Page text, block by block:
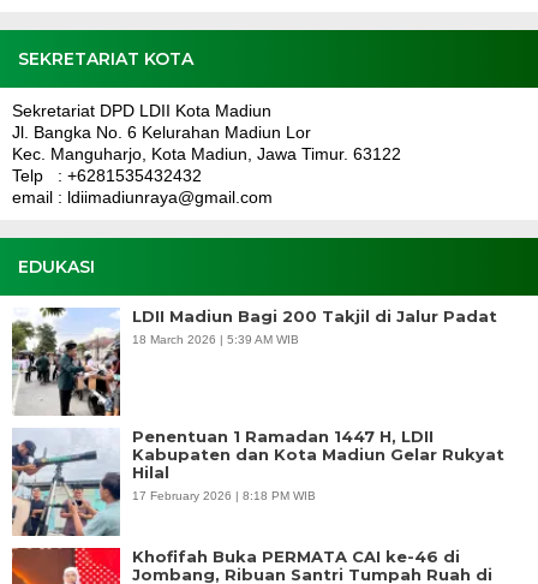
SEKRETARIAT KOTA
Sekretariat DPD LDII Kota Madiun
Jl. Bangka No. 6 Kelurahan Madiun Lor
Kec. Manguharjo, Kota Madiun, Jawa Timur. 63122
Telp : +6281535432432
email : ldiimadiunraya@gmail.com
EDUKASI
LDII Madiun Bagi 200 Takjil di Jalur Padat
18 March 2026 | 5:39 AM WIB
Penentuan 1 Ramadan 1447 H, LDII
Kabupaten dan Kota Madiun Gelar Rukyat
Hilal
17 February 2026 | 8:18 PM WIB
Khofifah Buka PERMATA CAI ke-46 di
Jombang, Ribuan Santri Tumpah Ruah di